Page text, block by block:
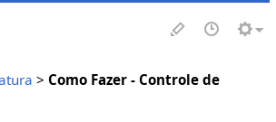
> Como Fazer - Controle de